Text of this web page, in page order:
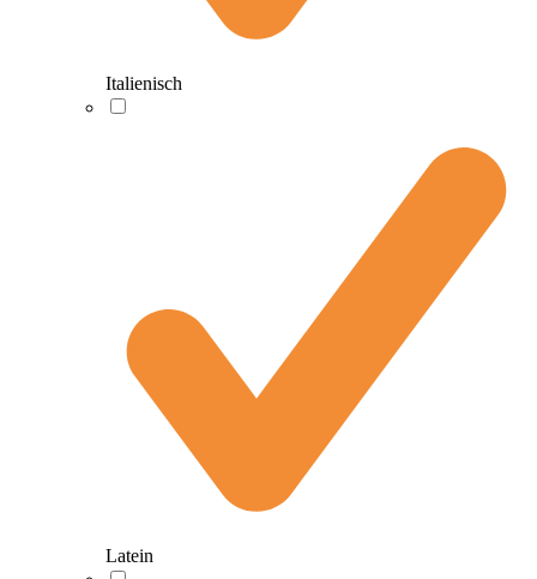
Italienisch
Latein